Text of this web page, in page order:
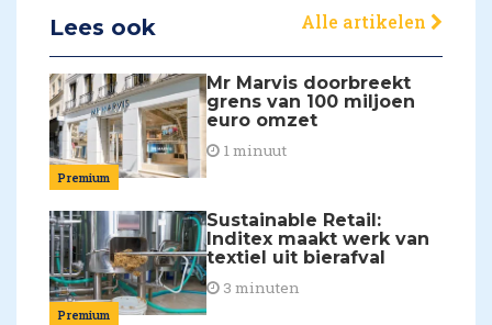
Lees ook Alle artikelen
Premium
Mr Marvis doorbreekt
grens van 100 miljoen
euro omzet
1 minuut
Premium
Sustainable Retail:
Inditex maakt werk van
textiel uit bierafval
3 minuten